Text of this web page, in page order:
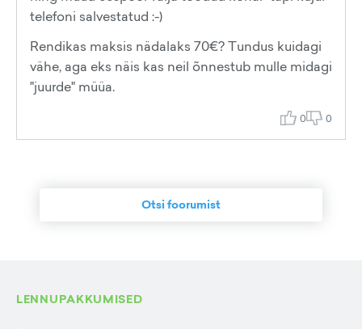
telefoni salvestatud :-)
Rendikas maksis nädalaks 70€? Tundus kuidagi
vähe, aga eks näis kas neil õnnestub mulle midagi
"juurde" müüa.
0 0
Otsi foorumist
LENNUPAKKUMISED